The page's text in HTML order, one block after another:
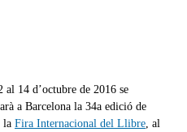
al 14 d’octubre de 2016 se
a Barcelona la 34a edició de
la Fira Internacional del Llibre , al